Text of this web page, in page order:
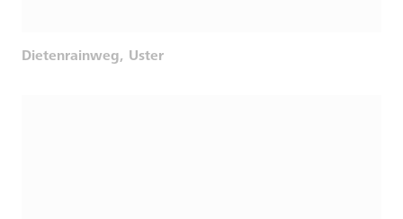
Dietenrainweg, Uster